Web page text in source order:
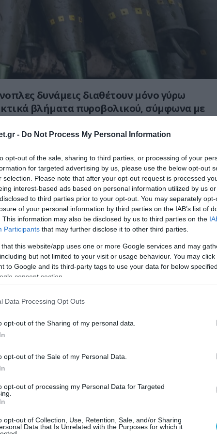
- Do Not Process My Personal Information
opt-out of the sale, sharing to third parties, or processing of your
for targeted advertising by us, please use the below opt-out
selection. Please note that after your opt-out request is processed
interest-based ads based on personal information utilized by us
to third parties prior to your opt-out. You may separately
of your personal information by third parties on the IAB’s list of
This information may also be disclosed by us to third parties on the
Participants that may further disclose it to other third parties.
that this website/app uses one or more Google services and may
but not limited to your visit or usage behaviour. You may
to Google and its third-party tags to use your data for below
consent section.
Data Processing Opt Outs
opt-out of the Sharing of my personal data.
opt-out of the Sale of my Personal Data.
opt-out of processing my Personal Data for Targeted
opt-out of Collection, Use, Retention, Sale, and/or Sharing
Data that Is Unrelated with the Purposes for which it
δυνάμεις διαθέτουν μόνο γύρω
βλήματα πυροβολικού, σύμφωνα με
του υπουργείου Άμυνας, τα οποία
να προχωρήσει στην κατεπείγουσα
έσπευσαν να εφοδιάσουν την
των 155 χιλιοστών που
από τα οβιδοβόλα. Ως αποτέλεσμα,
για τη δική τους άμυνα.
θα πρέπει να φτιάξει απόθεμαπερίπου
μέχρι το 2031,ώστε να συμμορφωθεί με
– να διαθέτει δηλαδή αρκετά βλήματα
σε 30 ημέρες σφοδρών μαχών.
δεν ανταποκρίθηκε αμέσως σε ένα
το δημοσίευμα.
ότι το υπουργείο σκοπεύει να
επιτροπή προϋπολογισμού εννέα
αγορά βλημάτων για το πυροβολικό και τα
επόμενων μηνών.